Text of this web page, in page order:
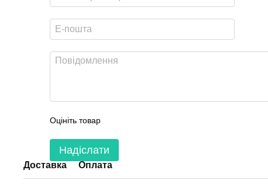
Оцініть товар
Надіслати
Доставка Оплата